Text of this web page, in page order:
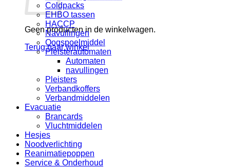
Geen producten in de winkelwagen.
Terug naar winkel
Coldpacks
EHBO tassen
HACCP
Navullingen
Oogspoelmiddel
Pleisterautomaten
Automaten
navullingen
Pleisters
Verbandkoffers
Verbandmiddelen
Evacuatie
Brancards
Vluchtmiddelen
Hesjes
Noodverlichting
Reanimatiepoppen
Service & Onderhoud